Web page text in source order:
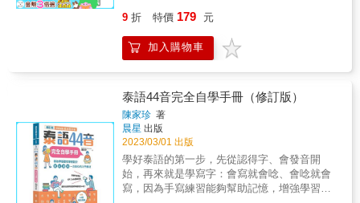
（6）如果讀者擔心音檔下載後太佔手機空間，
也可以隨時刪除音檔，下次需要使用時再下
載。購買本公司書籍的讀者等於有一個雲端的
服務。 & ※ 雖然我們努力做到完美，但也有可
能因為手機的系統版本和「Youtor App」不相
容導致無法安裝，在此必須和讀者說聲抱歉，
若無法正常使用，請與本公司聯繫，由專人為
句，再將這些常用短句套入會話中，並提供兩
音檔設計，隨掃隨聽 本書的QR碼，將帶領你進
入一個最有效、最新穎的學習領域。書中隨刷
隨聽與全書一次下載的QR碼，不需註冊會員，
（註：打包下載檔案為ZIP壓縮檔，請先安裝解
壓縮程式或APP再行下載，由於iOS系統對檔案
下載的限制，iPhone用戶需升級至iOS 13以
上，方可使用全書完整打包下載連結。） &
記好用， 真實情境對話， 每一句會話都是你在
和泰國人聊天時會碰到的， 句句迷你，絕對好
溝通， 讓您在泰國暢行無阻，輕鬆自由自在。
誠心推薦 台商代表---洪作維 這是一本很有創意
商、旅遊都好用， 現學現賣，玩得快樂、說得
輕鬆。 中文、泰文、中文拼音對照，超實用，
實況對話，可以現學現說， 我到泰國旅遊、上
班、做生意，帶這本就夠了。 &
似字提示》選出寫法類似的泰文字，邊寫邊
上手，也有種像畫纏繞畫的療癒感喔！ ●《例
字配例句》每課後面附有例字和例句示範，且
只選用已學過的泰文字母為讀者示範，確保你
樣說」泰語實用句專欄，點菜、買東西、旅遊
這樣說就ＯＫ！ ●《章節總複習》每章後面都
有學過內容的重點複習，一看難忘。 ●《男女
泰語老師對照發音》由泰國女老師和本書作
者，為你示範男女生聲調的不同。 ●《好背字
母表》本書附有泰語字母海報，方便初學者學
習。 ●《MP3音檔連結》不只是教你如何發
錄！ 網路上的習字帖，大部分都只有44個「子
音字母」的習寫，「母音字母」習寫極少，更
遑論也十分重要的「泰文數字」了。 & 為了解
個子音字母＋32個母音字母＋4個聲調符號＋10
個泰文數字，共計90個習寫練習！ & 習寫泰
文，一本就搞定！ ★最好學：手到眼到耳到
口到，感官串接、牢固記憶！ 根據腦科學家研
究，人在記憶時，若運用的感官越多，就能記
得越牢固。 & 本習字帖除了讓你用手、用眼，
學習泰文字母外，也特別收錄代表單字、例字
及MP3音檔！ & 子音字母的代表單字由泰國政
9 折 特價 179 元
加入購物車
泰語44音完全自學手冊（修訂版）
陳家珍 著
晨星 出版
2023/03/01 出版
學好泰語的第一步，先從認得字、會發音開
始，再來就是學寫字：會寫就會唸、會唸就會
寫，因為手寫練習能夠幫助記憶，增強學習效